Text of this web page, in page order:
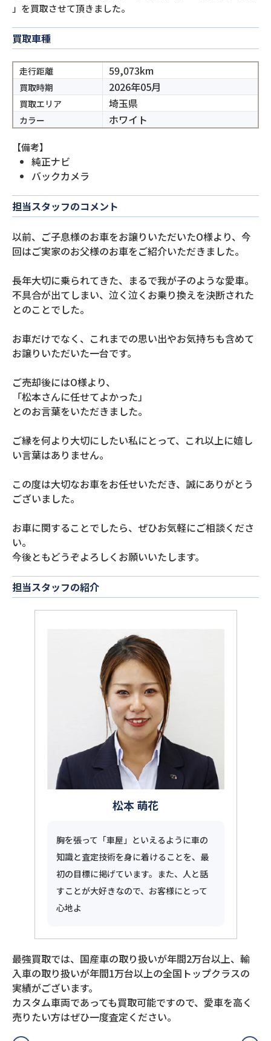
」を買取させて頂きました。
買取車種
走行距離 59,073km
買取時期 2026年05月
買取エリア 埼玉県
カラー ホワイト
【備考】
純正ナビ
バックカメラ
担当スタッフのコメント
以前、ご子息様のお車をお譲りいただいたO様より、今
回はご実家のお父様のお車をご紹介いただきました。
長年大切に乗られてきた、まるで我が子のような愛車。
不具合が出てしまい、泣く泣くお乗り換えを決断された
とのことでした。
お車だけでなく、これまでの思い出やお気持ちも含めて
お譲りいただいた一台です。
ご売却後にはO様より、
「松本さんに任せてよかった」
とのお言葉をいただきました。
ご縁を何より大切にしたい私にとって、これ以上に嬉し
い言葉はありません。
この度は大切なお車をお任せいただき、誠にありがとう
ございました。
お車に関することでしたら、ぜひお気軽にご相談くださ
い。
今後ともどうぞよろしくお願いいたします。
担当スタッフの紹介
松本 萌花
胸を張って「車屋」といえるように車の
知識と査定技術を身に着けることを、最
初の目標に掲げています。また、人と話
すことが大好きなので、お客様にとって
心地よ
最強買取では、国産車の取り扱いが年間2万台以上、輸
入車の取り扱いが年間1万台以上の全国トップクラスの
実績がございます。
カスタム車両であっても買取可能ですので、愛車を高く
売りたい方はぜひ一度査定ください。